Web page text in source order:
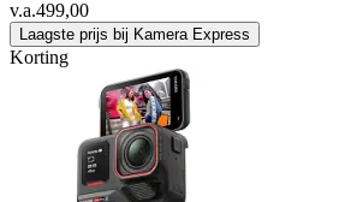
v.a.499,00
Laagste prijs bij Kamera Express
Korting